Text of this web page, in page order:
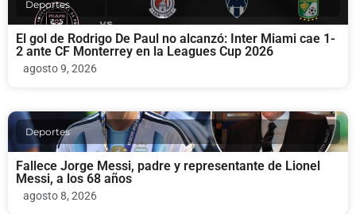
Deportes
El gol de Rodrigo De Paul no alcanzó: Inter Miami cae 1-
2 ante CF Monterrey en la Leagues Cup 2026
agosto 9, 2026
Deportes
Fallece Jorge Messi, padre y representante de Lionel
Messi, a los 68 años
agosto 8, 2026